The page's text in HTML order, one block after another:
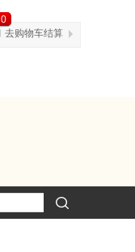
0
去购物车结算